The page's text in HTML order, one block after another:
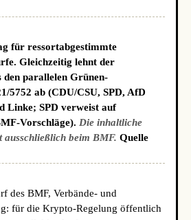
für ressortabgestimmte
Gleichzeitig lehnt der
den parallelen Grünen-
5752 ab (CDU/CSU, SPD, AfD
Linke; SPD verweist auf
Vorschläge). Die inhaltliche
ausschließlich beim BMF. Quelle
des BMF, Verbände- und
für die Krypto-Regelung öffentlich